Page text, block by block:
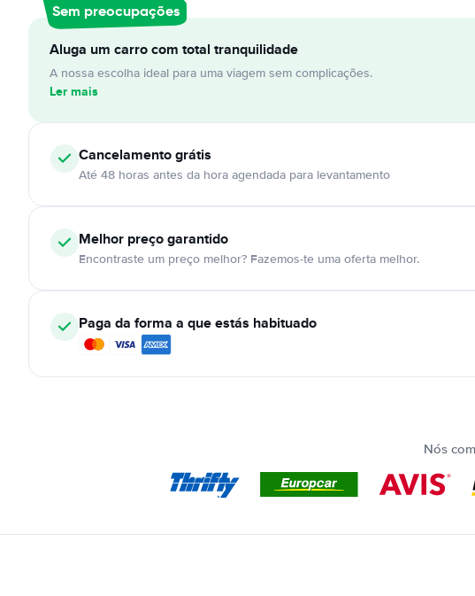
Sem preocupações
Aluga um carro com total tranquilidade
A nossa escolha ideal para uma viagem sem complicações.
Ler mais
Cancelamentográtis
Até 48 horas antes da hora agendada para levantamento
Melhor preço garantido
Encontraste um preço melhor? Fazemos-te uma oferta melhor.
Paga da forma a que estás habituado
Nós